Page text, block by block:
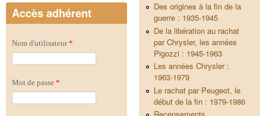
Accès adhérent
Nom d'utilisateur*
Mot de passe *
Des origines à la fin de la
guerre : 1935-1945
De la libération au rachat
par Chrysler, les années
Pigozzi : 1945-1963
Les années Chrysler :
1963-1979
Le rachat par Peugeot, le
début de la fin : 1979-1986